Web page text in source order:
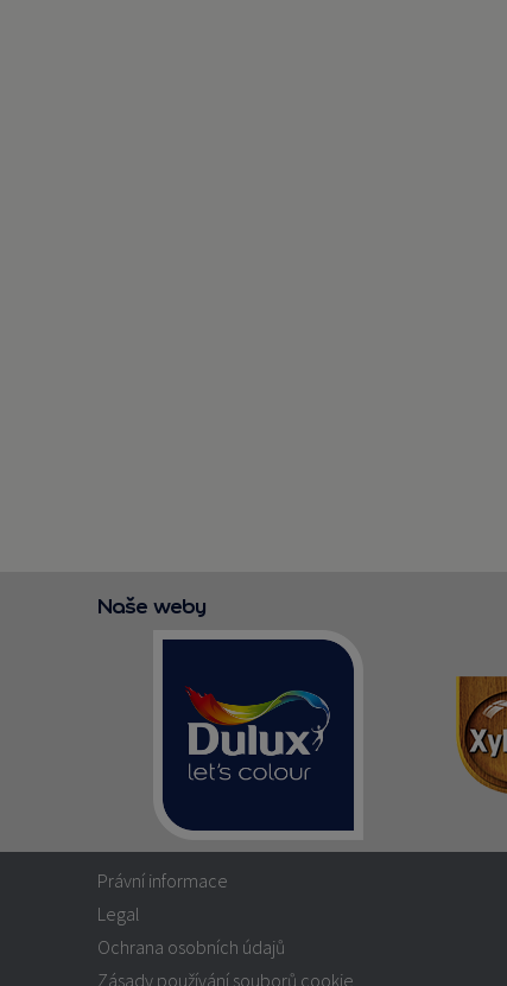
Naše weby
Právní informace
Legal
Ochrana osobních údajů
Zásady používání souborů cookie